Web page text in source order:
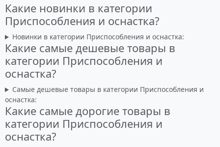
Какие новинки в категории
Приспособления и оснастка?
Новинки в категории Приспособления и оснастка:
Какие самые дешевые товары в
категории Приспособления и
оснастка?
Самые дешевые товары в категории Приспособления и
оснастка:
Какие самые дорогие товары в
категории Приспособления и
оснастка?